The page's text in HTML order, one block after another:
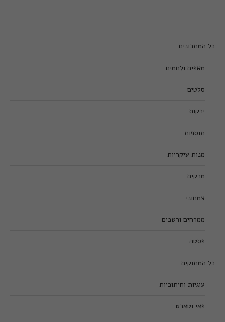
כל המתכונים
מאפים ולחמים
סלטים
ירקות
תוספות
מנות עיקריות
מרקים
צמחוני
ממרחים ורטבים
פסטה
כל המתוקים
עוגיות וחיתוכיות
פאי וטארט